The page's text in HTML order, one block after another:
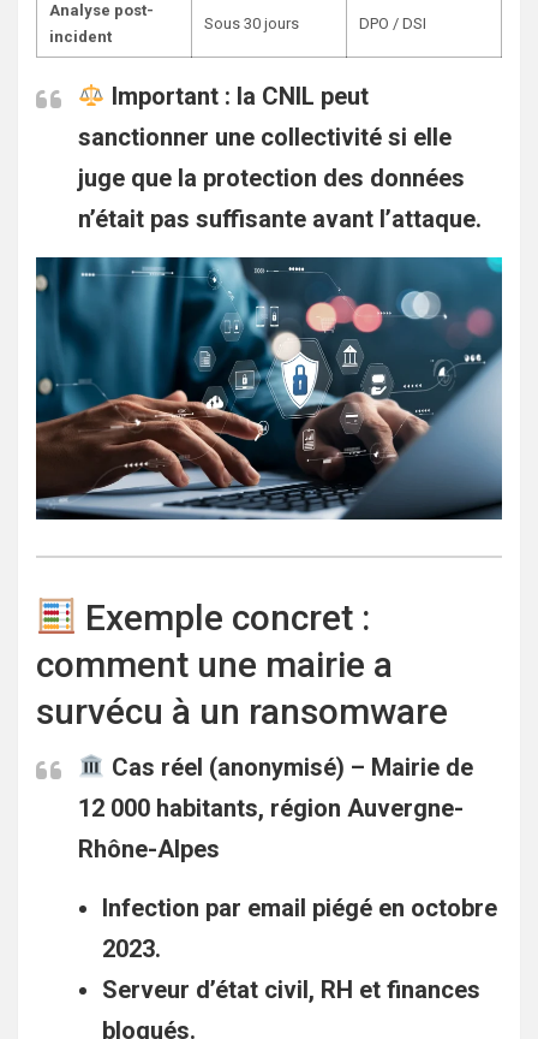
Analyse post-
incident
Sous 30 jours DPO / DSI
Important : la CNIL peut
sanctionner une collectivité si elle
juge que la protection des données
n’était pas suffisante avant l’attaque.
Exemple concret :
comment une mairie a
survécu à un ransomware
Cas réel (anonymisé) – Mairie de
12 000 habitants, région Auvergne-
Rhône-Alpes
Infection par email piégé en octobre
2023.
Serveur d’état civil, RH et finances
bloqués.